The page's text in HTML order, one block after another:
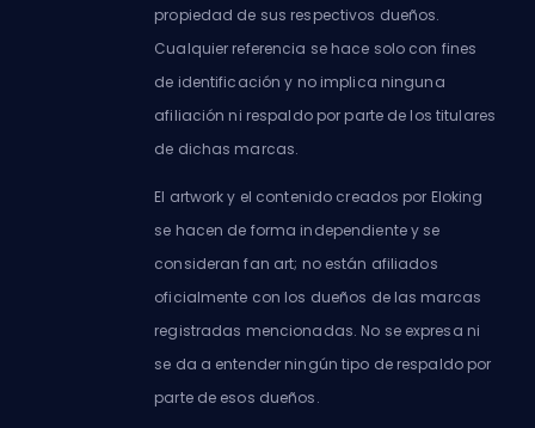
propiedad de sus respectivos dueños.
Cualquier referencia se hace solo con fines
de identificación y no implica ninguna
afiliación ni respaldo por parte de los titulares
de dichas marcas.
El artwork y el contenido creados por Eloking
se hacen de forma independiente y se
consideran fan art; no están afiliados
oficialmente con los dueños de las marcas
registradas mencionadas. No se expresa ni
se da a entender ningún tipo de respaldo por
parte de esos dueños.